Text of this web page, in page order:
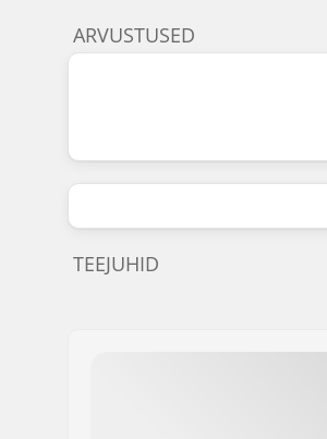
ARVUSTUSED
TEEJUHID